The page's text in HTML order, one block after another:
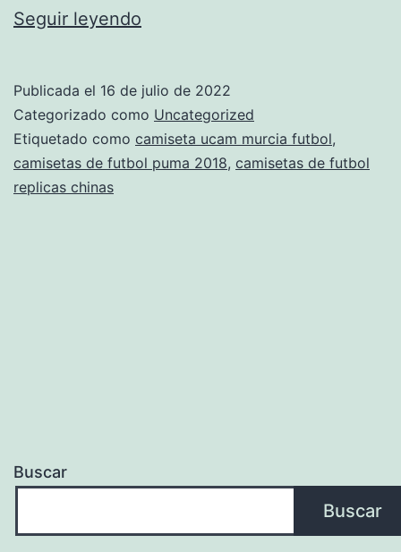
Seguir leyendo
Piden
Los
Narcos?
Publicada el 16 de julio de 2022
Categorizado como Uncategorized
Etiquetado como camiseta ucam murcia futbol,
camisetas de futbol puma 2018, camisetas de futbol
replicas chinas
Buscar
Buscar